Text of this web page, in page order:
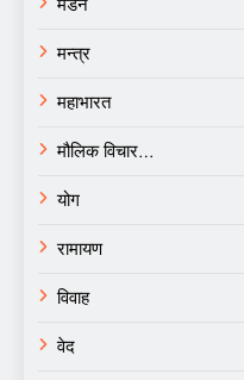
मन्त्र
महाभारत
मौलिक विचार…
योग
रामायण
विवाह
वेद